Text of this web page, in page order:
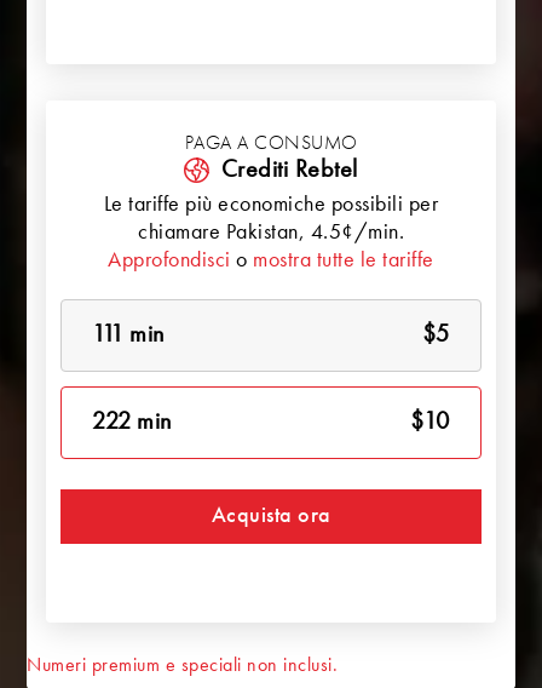
PAGA A CONSUMO
Crediti Rebtel
Le tariffe più economiche possibili per
chiamare Pakistan, 4.5¢/min.
Approfondisci o mostra tutte le tariffe
111 min $5
222 min $10
Acquista ora
Numeri premium e speciali non inclusi.